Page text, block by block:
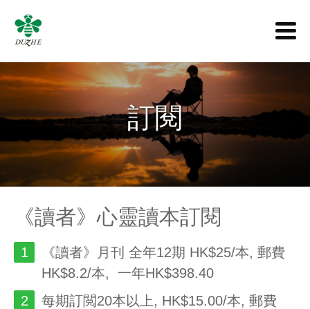
訂閱
《讀者》心靈讀本訂閱
《讀者》月刊 全年12期 HK$25/本, 郵費
HK$8.2/本, 一年HK$398.40
每期訂閲20本以上, HK$15.00/本, 郵費